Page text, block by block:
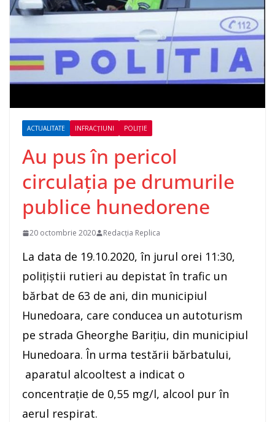
ACTUALITATE INFRACȚIUNI POLIȚIE
Au pus în pericol
circulaţia pe drumurile
publice hunedorene
20 octombrie 2020 Redacția Replica
La data de 19.10.2020, în jurul orei 11:30,
poliţiştii rutieri au depistat în trafic un
bărbat de 63 de ani, din municipiul
Hunedoara, care conducea un autoturism
pe strada Gheorghe Barițiu, din municipiul
Hunedoara. În urma testării bărbatului,
aparatul alcooltest a indicat o
concentraţie de 0,55 mg/l, alcool pur în
aerul respirat.